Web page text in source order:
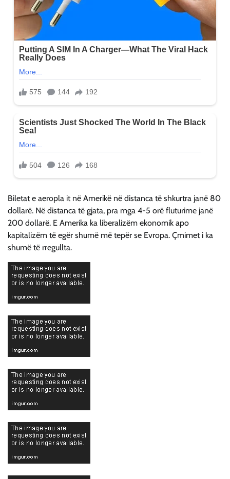
Biletat e aeropla it në Amerikë në distanca të shkurtra janë 80
dollarë. Në distanca të gjata, pra mga 4-5 orë fluturime janë
200 dollarë. E Amerika ka liberalizëm ekonomik apo
kapitalizëm të egër shumë më tepër se Evropa. Çmimet i ka
shumë të rregullta.